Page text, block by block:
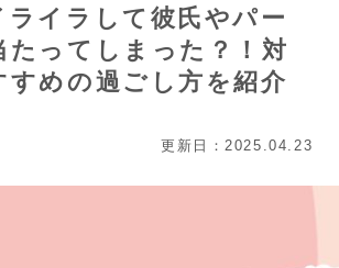
ライラして彼氏やパー
たってしまった？！対
すめの過ごし方を紹介
更新日：2025.04.23